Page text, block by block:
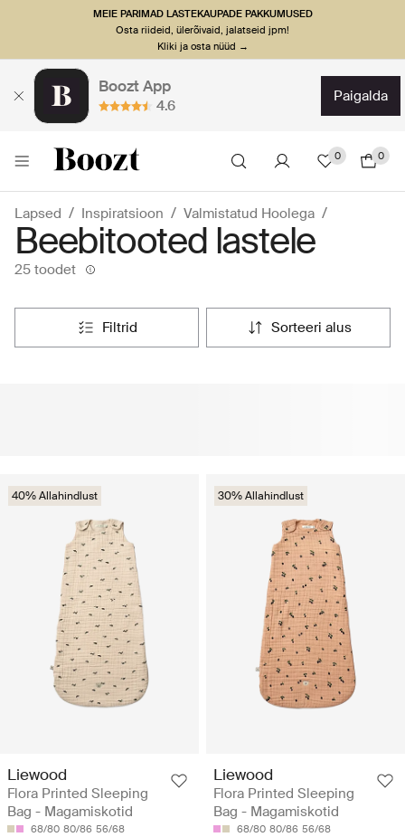
MEIE PARIMAD LASTEKAUPADE PAKKUMUSED
Osta riideid, ülerõivaid, jalatseid jpm!
Kliki ja osta nüüd →
Boozt App
4.6
paigalda
0 0
Lapsed Inspiratsioon Valmistatud Hoolega
Beebitooted lastele
25 toodet
filtrid sorteeri alus
40% Allahindlust
Liewood
Flora Printed Sleeping
Bag - Magamiskotid
68/80 80/86 56/68
30% Allahindlust
Liewood
Flora Printed Sleeping
Bag - Magamiskotid
68/80 80/86 56/68